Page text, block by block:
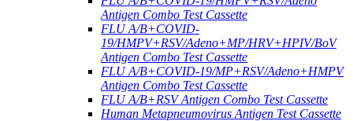
Antigen Combo Test Cassette
FLU A/B+COVID-
19/HMPV+RSV/Adeno+MP/HRV+HPIV/BoV
Antigen Combo Test Cassette
FLU A/B+COVID-19/MP+RSV/Adeno+HMPV
Antigen Combo Test Cassette
FLU A/B+RSV Antigen Combo Test Cassette
Human Metapneumovirus Antigen Test Cassette